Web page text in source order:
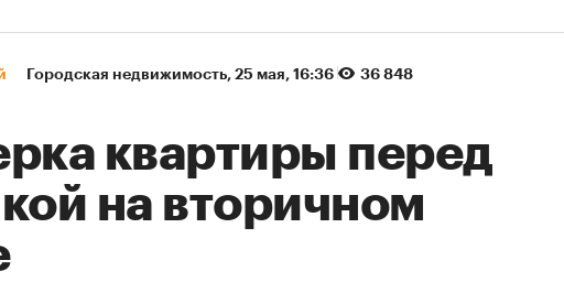
Городская недвижимость⁠, 25 мая, 16:36
36 848
квартиры перед
на вторичном